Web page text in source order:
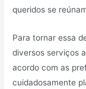
queridos se
Para tornar essa
diversos serviços
acordo com as
cuidadosamente